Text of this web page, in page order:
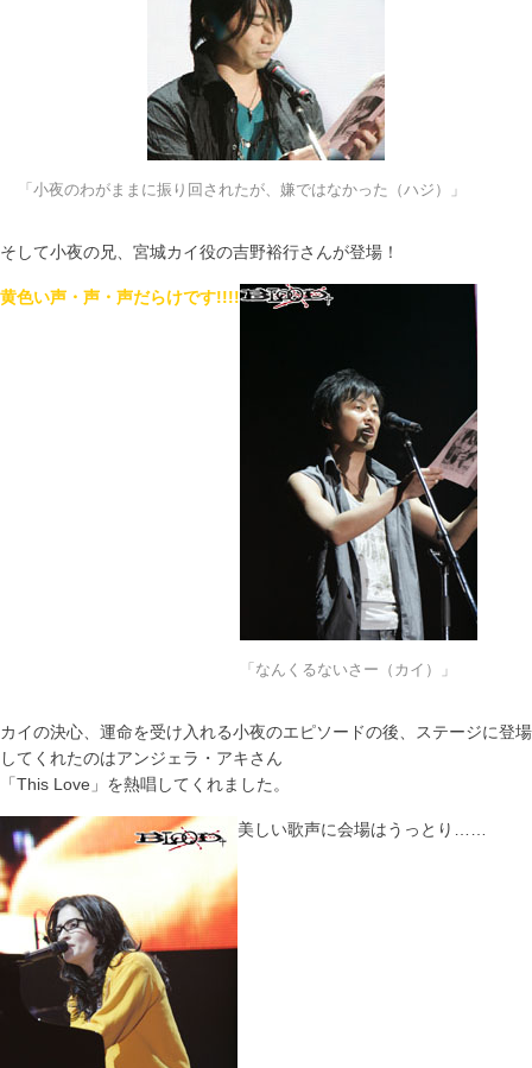
「小夜のわがままに振り回されたが、嫌ではなかった（ハジ）」
そして小夜の兄、宮城カイ役の吉野裕行さんが登場！
黄色い声・声・声だらけです!!!!
「なんくるないさー（カイ）」
カイの決心、運命を受け入れる小夜のエピソードの後、ステージに登場
してくれたのはアンジェラ・アキさん
「This Love」を熱唱してくれました。
美しい歌声に会場はうっとり……